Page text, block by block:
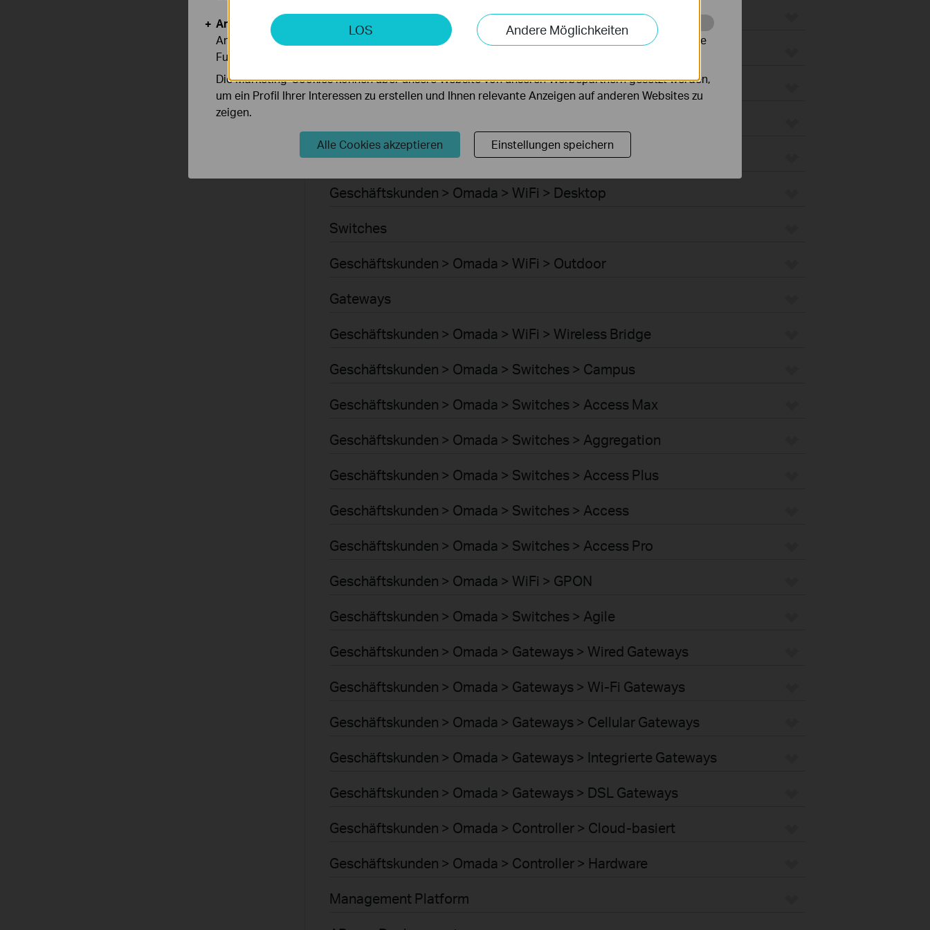
Smart-Home > Saugroboter > Saugroboter
Smart-Home > Saugroboter > Zubehör für Saugroboter
Geschäftskunden > Omada > WiFi > Ceiling Mount
Geschäftskunden > Omada > WiFi > Wall Plate
Geschäftskunden > Omada > WiFi > Desktop
Switches
Geschäftskunden > Omada > WiFi > Outdoor
Gateways
Geschäftskunden > Omada > WiFi > Wireless Bridge
Geschäftskunden > Omada > Switches > Campus
Geschäftskunden > Omada > Switches > Access Max
Geschäftskunden > Omada > Switches > Aggregation
Geschäftskunden > Omada > Switches > Access Plus
Geschäftskunden > Omada > Switches > Access
Geschäftskunden > Omada > Switches > Access Pro
Geschäftskunden > Omada > WiFi > GPON
Geschäftskunden > Omada > Switches > Agile
Geschäftskunden > Omada > Gateways > Wired Gateways
Geschäftskunden > Omada > Gateways > Wi-Fi Gateways
Geschäftskunden > Omada > Gateways > Cellular Gateways
Geschäftskunden > Omada > Gateways > Integrierte Gateways
Geschäftskunden > Omada > Gateways > DSL Gateways
Geschäftskunden > Omada > Controller > Cloud-basiert
Geschäftskunden > Omada > Controller > Hardware
Management Platform
LOS Andere Möglichkeiten
Analyse- und Marketing-Cookies
Analyse-Cookies ermöglichen es uns, Ihre Aktivitäten auf unserer Website zu analysieren, um die
Funktionsweise unserer Website zu verbessern und anzupassen.
Die Marketing-Cookies können über unsere Website von unseren Werbepartnern gesetzt werden,
um ein Profil Ihrer Interessen zu erstellen und Ihnen relevante Anzeigen auf anderen Websites zu
zeigen.
Alle Cookies akzeptieren Einstellungen speichern